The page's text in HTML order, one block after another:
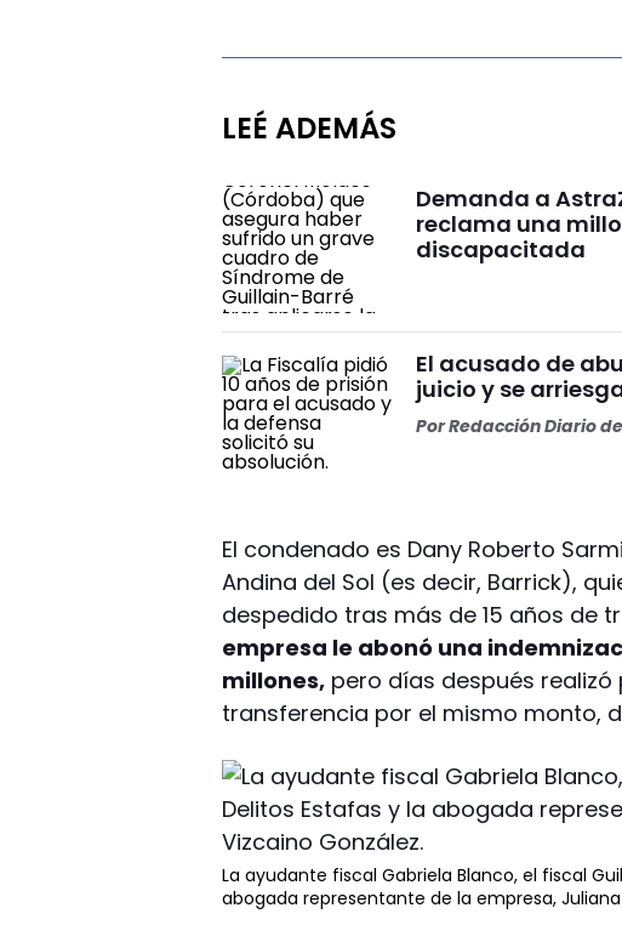
LEÉ ADEMÁS
Demanda a
reclama una
discapacitada
El acusado de
juicio y se
PorRedacción Diario
El condenado es Dany Roberto
Andina del Sol (es decir, Barrick),
despedido tras más de 15 años de
empresa le abonó una
millones, pero días después
transferencia por el mismo monto,
La ayudante fiscal Gabriela Blanco, el fiscal
abogada representante de la empresa, Juliana